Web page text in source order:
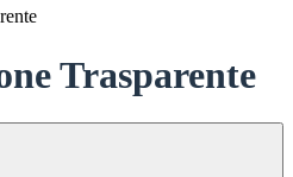
Trasparente